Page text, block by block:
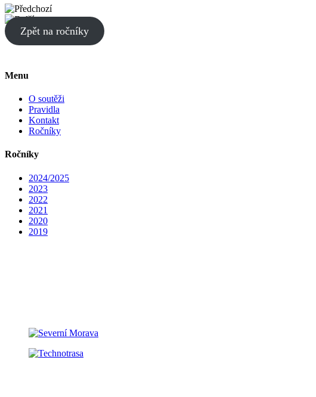
Zpět na ročníky
Menu
O soutěži
Pravidla
Kontakt
Ročníky
Ročníky
2024/2025
2023
2022
2021
2020
2019